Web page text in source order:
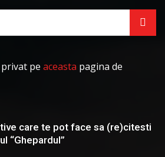
pe aceasta pagina de
care te pot face sa (re)citesti
“Ghepardul”